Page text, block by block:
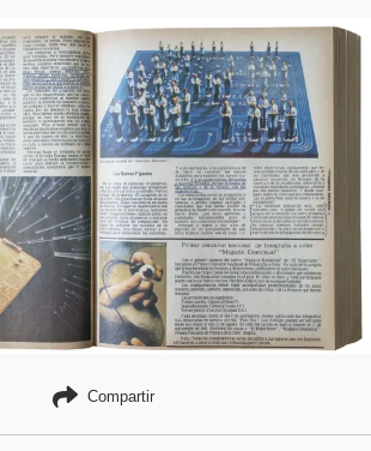
Compartir